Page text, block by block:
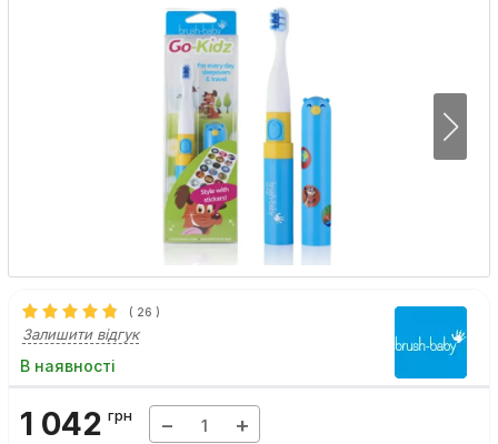
( 26 )
Залишити відгук
В наявності
1 042 грн − +